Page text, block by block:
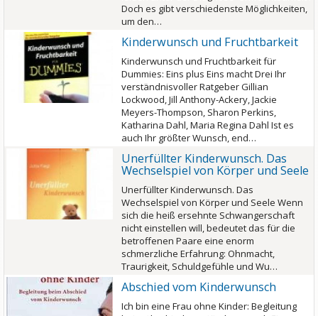
Doch es gibt verschiedenste Möglichkeiten,
um den…
Kinderwunsch und Fruchtbarkeit
Kinderwunsch und Fruchtbarkeit für
Dummies: Eins plus Eins macht Drei Ihr
verständnisvoller Ratgeber Gillian
Lockwood, Jill Anthony-Ackery, Jackie
Meyers-Thompson, Sharon Perkins,
Katharina Dahl, Maria Regina Dahl Ist es
auch Ihr größter Wunsch, end…
Unerfüllter Kinderwunsch. Das
Wechselspiel von Körper und Seele
Unerfüllter Kinderwunsch. Das
Wechselspiel von Körper und Seele Wenn
sich die heiß ersehnte Schwangerschaft
nicht einstellen will, bedeutet das für die
betroffenen Paare eine enorm
schmerzliche Erfahrung: Ohnmacht,
Traurigkeit, Schuldgefühle und Wu…
Abschied vom Kinderwunsch
Ich bin eine Frau ohne Kinder: Begleitung